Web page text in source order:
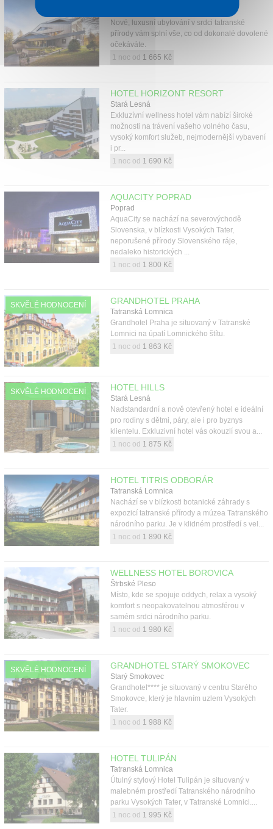
Nové, luxusní ubytování v srdci tatranské
přírody vám splní vše, co od dokonalé dovolené
očekáváte.
1 noc od 1 665 Kč
HOTEL HORIZONT RESORT
Stará Lesná
Exkluzívní wellness hotel vám nabízí široké
možnosti na trávení vašeho volného času,
vysoký komfort služeb, nejmodernější vybavení
i pr...
1 noc od 1 690 Kč
AQUACITY POPRAD
Poprad
AquaCity se nachází na severovýchodě
Slovenska, v blízkosti Vysokých Tater,
neporušené přírody Slovenského ráje,
nedaleko historických ...
1 noc od 1 800 Kč
SKVĚLÉ HODNOCENÍ GRANDHOTEL PRAHA
Tatranská Lomnica
Grandhotel Praha je situovaný v Tatranské
Lomnici na úpatí Lomnického štítu.
1 noc od 1 863 Kč
SKVĚLÉ HODNOCENÍ HOTEL HILLS
Stará Lesná
Nadstandardní a nově otevřený hotel e ideální
pro rodiny s dětmi, páry, ale i pro byznys
klientelu. Exkluzivní hotel vás okouzlí svou a...
1 noc od 1 875 Kč
HOTEL TITRIS ODBORÁR
Tatranská Lomnica
Nachází se v blízkosti botanické záhrady s
expozicí tatranské přírody a múzea Tatranského
národního parku. Je v klidném prostředí s vel...
1 noc od 1 890 Kč
WELLNESS HOTEL BOROVICA
Štrbské Pleso
Místo, kde se spojuje oddych, relax a vysoký
komfort s neopakovatelnou atmosférou v
samém srdci národního parku.
1 noc od 1 980 Kč
SKVĚLÉ HODNOCENÍ GRANDHOTEL STARÝ SMOKOVEC
Starý Smokovec
Grandhotel**** je situovaný v centru Starého
Smokovce, který je hlavním uzlem Vysokých
Tater.
1 noc od 1 988 Kč
HOTEL TULIPÁN
Tatranská Lomnica
Útulný stylový Hotel Tulipán je situovaný v
malebném prostředí Tatranského národního
parku Vysokých Tater, v Tatranské Lomnici....
1 noc od 1 995 Kč